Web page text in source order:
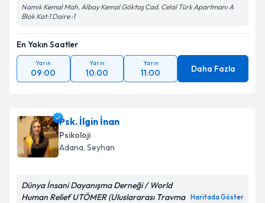
Namık Kemal Mah. Albay Kemal Göktaş Cad. Celal Türk Apartmanı A
Blok Kat:1 Daire :1
En Yakın Saatler
Yarın
09:00
Yarın
10:00
Yarın
11:00 Daha Fazla
Psk. İlgin İnan
Psikoloji
Adana, Seyhan
Dünya İnsani Dayanışma Derneği / World
Human Relief UTÖMER (Uluslararası Travma
Haritada Göster